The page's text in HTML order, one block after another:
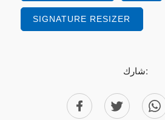
SIGNATURE RESIZER
شارك: